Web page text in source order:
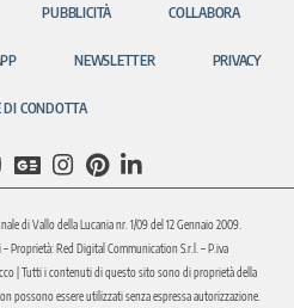
PUBBLICITÀ COLLABORA
NEWSLETTER PRIVACY
DI CONDOTTA
di Vallo della Lucania nr. 1/09 del 12 Gennaio 2009.
Proprietà: Red Digital Communication S.r.l. – P.iva
| Tutti i contenuti di questo sito sono di proprietà della
possono essere utilizzati senza espressa autorizzazione.